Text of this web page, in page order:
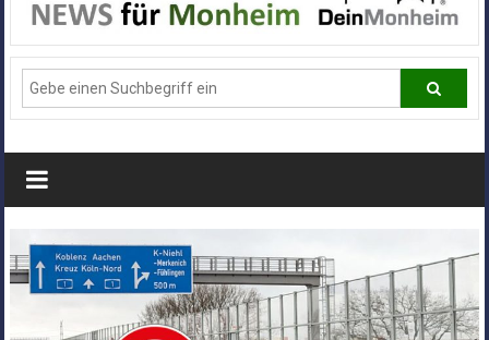
News
aus
Deiner
Stadt
Monheim